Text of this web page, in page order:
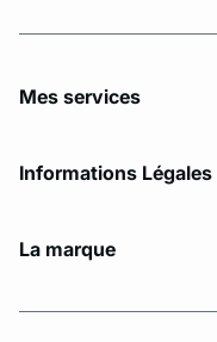
Mes services
Informations Légales
La marque